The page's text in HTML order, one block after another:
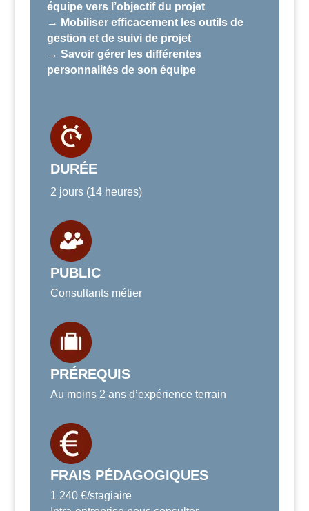
équipe vers l’objectif du projet
→ Mobiliser efficacement les outils de
gestion et de suivi de projet
→ Savoir gérer les différentes
personnalités de son équipe
DURÉE
2 jours (14 heures)
PUBLIC
Consultants métier
PRÉREQUIS
Au moins 2 ans d’expérience terrain
FRAIS PÉDAGOGIQUES
1 240 €/stagiaire